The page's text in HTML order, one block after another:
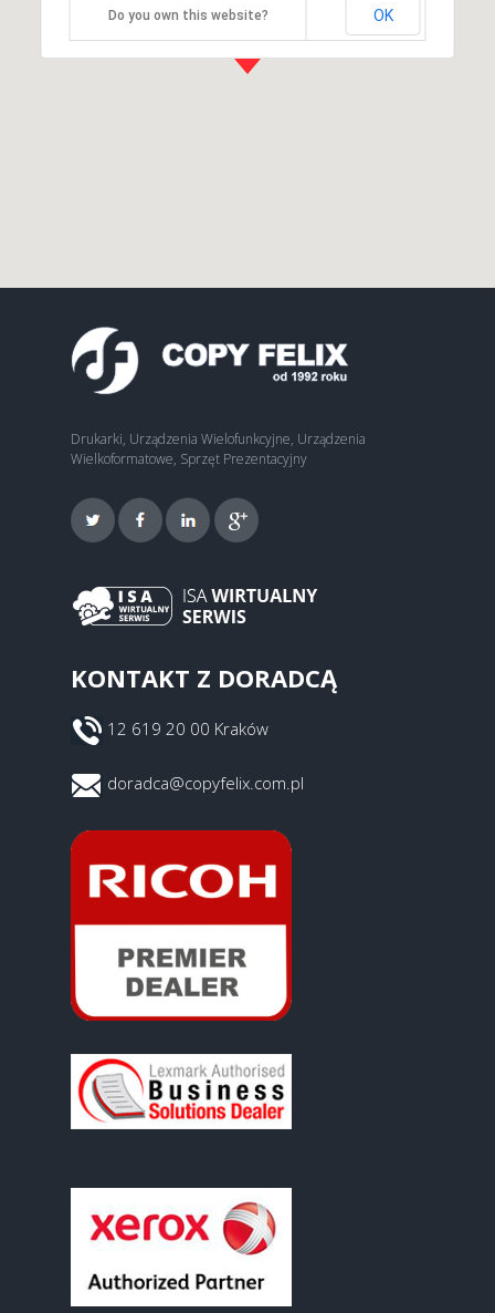
Do you own this website? OK
Drukarki, Urządzenia Wielofunkcyjne, Urządzenia
Wielkoformatowe, Sprzęt Prezentacyjny
KONTAKT Z DORADCĄ
12 619 20 00 Kraków
doradca@copyfelix.com.pl